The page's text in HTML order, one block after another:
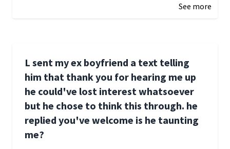
See more
L sent my ex boyfriend a text telling
him that thank you for hearing me up
he could've lost interest whatsoever
but he chose to think this through. he
replied you've welcome is he taunting
me?